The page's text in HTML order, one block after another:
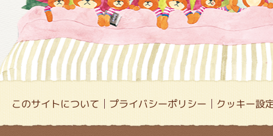
このサイトについて プライバシーポリシー クッキー設